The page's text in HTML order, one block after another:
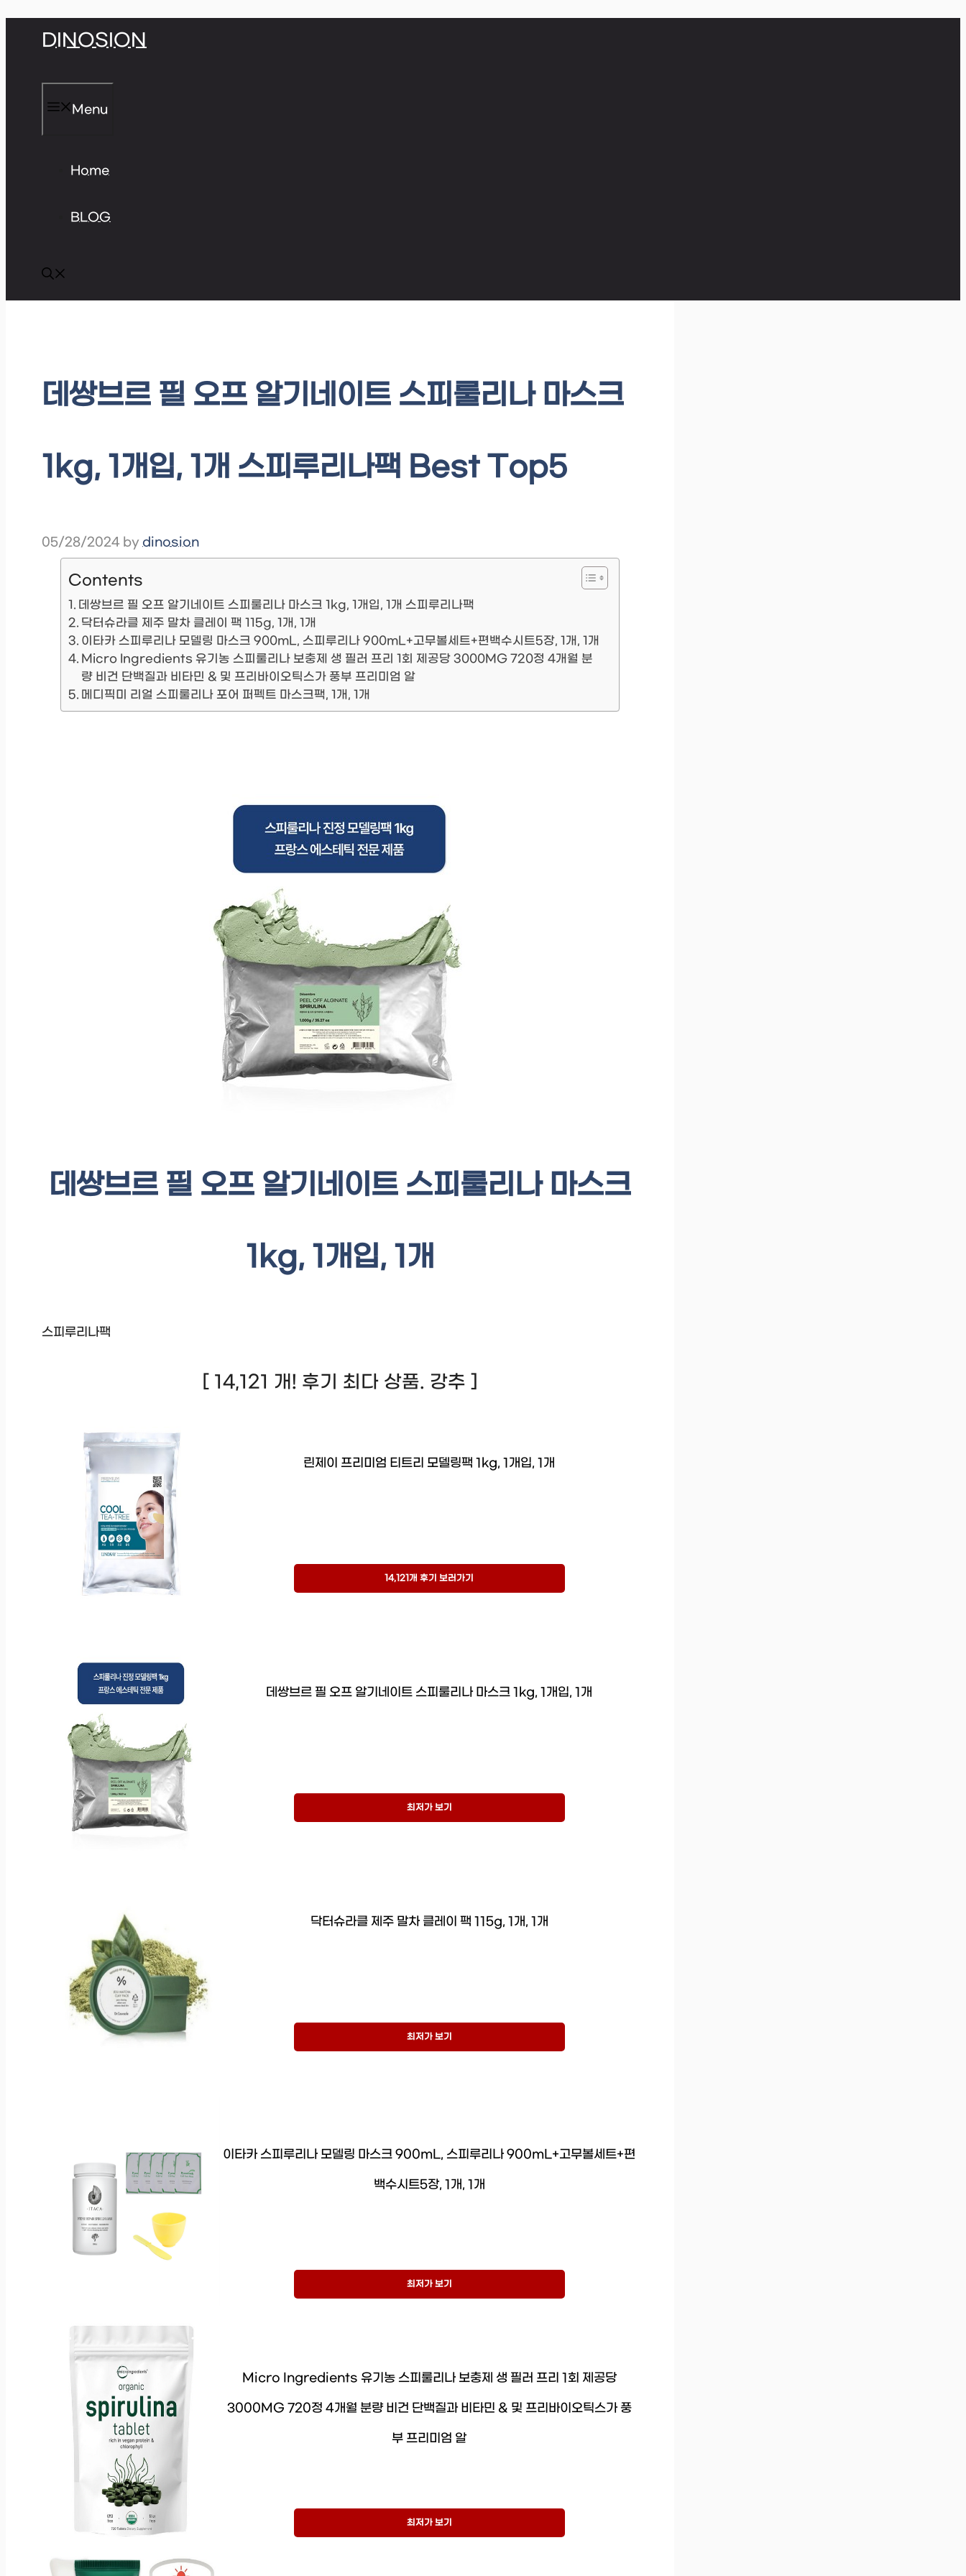
DINOSION
Menu
Home
BLOG
데쌍브르 필 오프 알기네이트 스피룰리나 마스크
1kg, 1개입, 1개 스피루리나팩 Best Top5
05/28/2024 by dinosion
Contents
데쌍브르 필 오프 알기네이트 스피룰리나 마스크 1kg, 1개입, 1개 스피루리나팩
닥터슈라클 제주 말차 클레이 팩 115g, 1개, 1개
이타카 스피루리나 모델링 마스크 900mL, 스피루리나 900mL+고무볼세트+편백수시트5장, 1개, 1개
Micro Ingredients 유기농 스피룰리나 보충제 생 필러 프리 1회 제공당 3000MG 720정 4개월 분
량 비건 단백질과 비타민 & 및 프리바이오틱스가 풍부 프리미엄 알
메디픽미 리얼 스피룰리나 포어 퍼펙트 마스크팩, 1개, 1개
데쌍브르 필 오프 알기네이트 스피룰리나 마스크
1kg, 1개입, 1개
스피루리나팩
[ 14,121 개! 후기 최다 상품. 강추 ]
린제이 프리미엄 티트리 모델링팩 1kg, 1개입, 1개
14,121개 후기 보러가기
데쌍브르 필 오프 알기네이트 스피룰리나 마스크 1kg, 1개입, 1개
최저가 보기
닥터슈라클 제주 말차 클레이 팩 115g, 1개, 1개
최저가 보기
이타카 스피루리나 모델링 마스크 900mL, 스피루리나 900mL+고무볼세트+편
백수시트5장, 1개, 1개
최저가 보기
Micro Ingredients 유기농 스피룰리나 보충제 생 필러 프리 1회 제공당
3000MG 720정 4개월 분량 비건 단백질과 비타민 & 및 프리바이오틱스가 풍
부 프리미엄 알
최저가 보기